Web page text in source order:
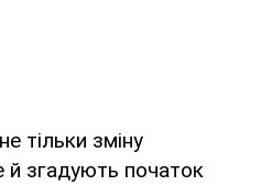
тільки зміну
й згадують початок